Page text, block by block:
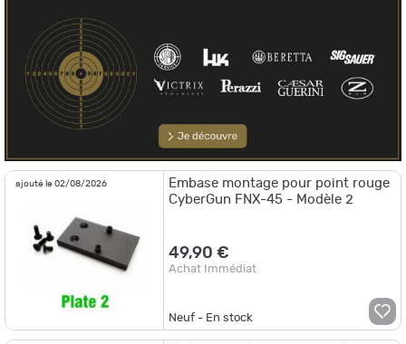
ajouté le 02/08/2026
Embase montage pour point rouge
CyberGun FNX-45 - Modèle 2
49,90 €
Achat Immédiat
Neuf - En stock